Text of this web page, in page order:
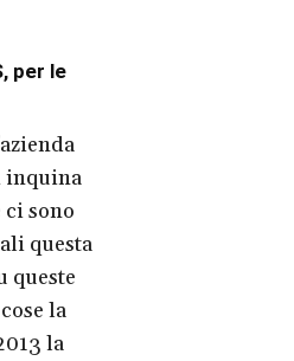
per le
inquina
sono
questa
queste
la
la